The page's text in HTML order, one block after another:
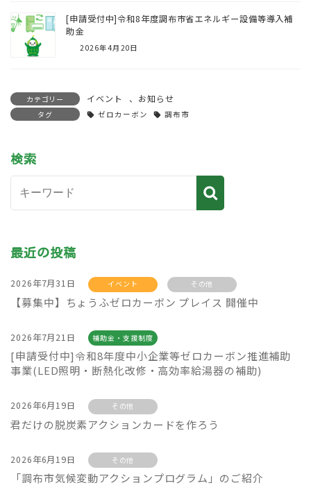
[申請受付中]令和8年度調布市省エネルギー設備等導入補
助金
2026年4月20日
カテゴリー イベント 、 お知らせ
タグ ゼロカーボン 調布市
検索
最近の投稿
2026年7月31日 イベント その他
【募集中】ちょうふゼロカーボン プレイス 開催中
2026年7月21日 補助金・支援制度
[申請受付中]令和8年度中小企業等ゼロカーボン推進補助
事業(LED照明・断熱化改修・高効率給湯器の補助)
2026年6月19日 その他
君だけの脱炭素アクションカードを作ろう
2026年6月19日 その他
「調布市気候変動アクションプログラム」のご紹介